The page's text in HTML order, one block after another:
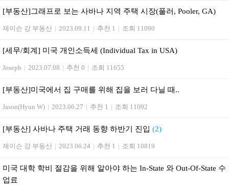
[부동산]그래프로 보는 사바나 지역 주택 시장(풀러, Pooler, GA)
제이슨 강 부동산 | 2023.09.11 | 추천 1 | 조회 11090
[세무/회계] 미국 개인소득세 (Individual Tax in USA)
Joseph | 2023.07.08 | 추천 0 | 조회 11655
[부동산] 미국에서 집 구매를 위해 집을 보러 다닐 때..
Jason(Hyun W) | 2023.06.27 | 추천 1 | 조회 11092
[부동산] 사바나 주택 거래 동향 하반기 진입 (2)
제이슨 강 부동산 | 2023.06.24 | 추천 1 | 조회 10819
미국 대학 학비 절감을 위해 알아야 하는 In-State 와 Out-Of-State 수
업료